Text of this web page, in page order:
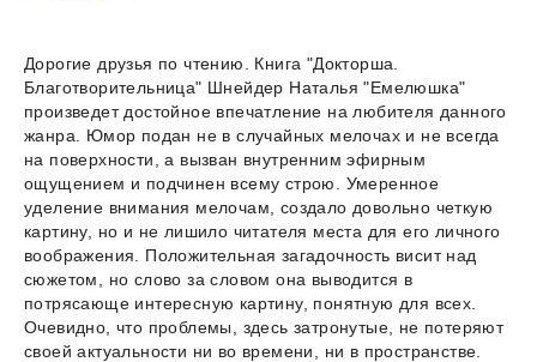
Дорогие друзья по чтению. Книга "Докторша.
Благотворительница" Шнейдер Наталья "Емелюшка"
произведет достойное впечатление на любителя данного
жанра. Юмор подан не в случайных мелочах и не всегда
на поверхности, а вызван внутренним эфирным
ощущением и подчинен всему строю. Умеренное
уделение внимания мелочам, создало довольно четкую
картину, но и не лишило читателя места для его личного
воображения. Положительная загадочность висит над
сюжетом, но слово за словом она выводится в
потрясающе интересную картину, понятную для всех.
Очевидно, что проблемы, здесь затронутые, не потеряют
своей актуальности ни во времени, ни в пространстве.